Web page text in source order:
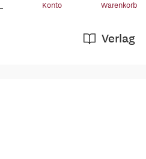
Konto Warenkorb
Verlag